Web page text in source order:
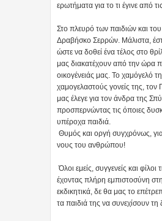
ερωτήματα για το τι έγινε από
Στο πλευρό των παιδιών και
Δραβήσκο Σερρών. Μάλιστα,
ώστε να δοθεί ένα τέλος στο
μας διακατέχουν από την ώρα
οικογένειάς μας. Το χαμόγελό
χαμογελαστούς γονείς της, τον
μας έλεγε για τον άνδρα της
προσπερνώντας τις όποιες
υπέροχα παιδιά.
Θυμός και οργή συγχρόνως,
νους του ανθρώπου!
Όλοι εμείς, συγγενείς και
έχοντας πλήρη εμπιστοσύνη
εκδικητικά, δε θα μας το
τα παιδιά της να συνεχίσουν τη